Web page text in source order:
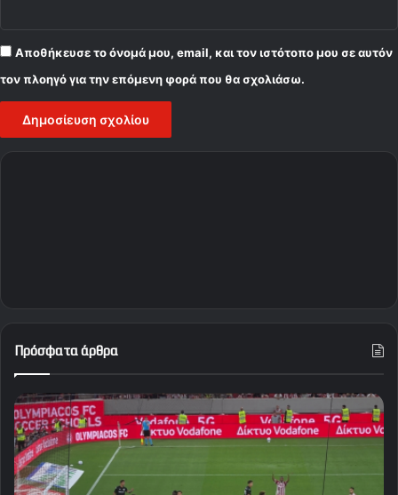
Αποθήκευσε το όνομά μου, email, και τον ιστότοπο μου σε αυτόν
τον πλοηγό για την επόμενη φορά που θα σχολιάσω.
Πρόσφατα άρθρα